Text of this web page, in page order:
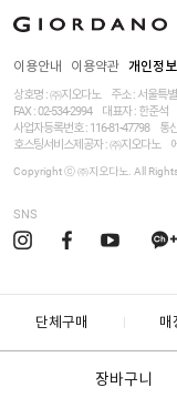
장바구니
이용안내 이용약관 개인정
상호명 : ㈜지오다노
주소 : 서울특
FAX : 02-534-2994
대표자 : 한준석
사업자등록번호 : 116-81-47798
통
호스팅서비스제공자 : ㈜지오다노
Copyright ⓒ ㈜지오다노. All Rights
SNS
단체구매 매